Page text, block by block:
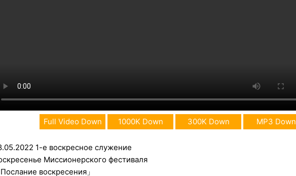
Full Video Down 1000K Down 300K Down MP3 Down
1-е воскресное служение
Миссионерского фестиваля
воскресения」